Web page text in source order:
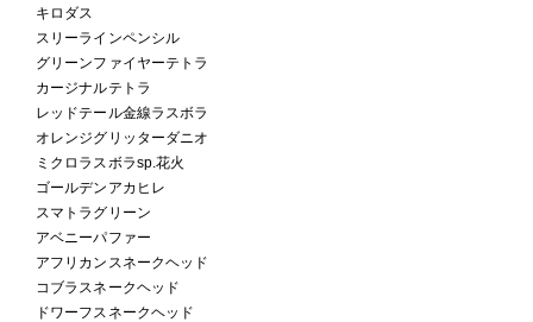
キロダス
スリーラインペンシル
グリーンファイヤーテトラ
カージナルテトラ
レッドテール金線ラスボラ
オレンジグリッターダニオ
ミクロラスボラsp.花火
ゴールデンアカヒレ
スマトラグリーン
アベニーパファー
アフリカンスネークヘッド
コブラスネークヘッド
ドワーフスネークヘッド